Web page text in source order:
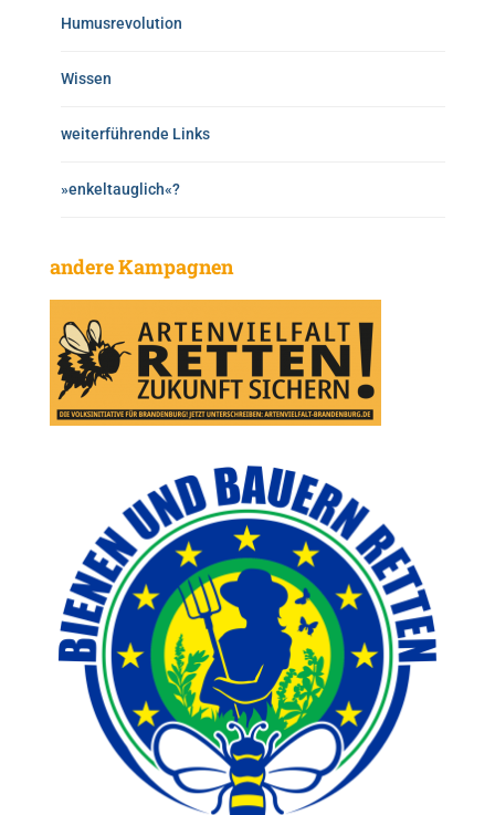
Humusrevolution
Wissen
weiterführende Links
»enkeltauglich«?
andere Kampagnen